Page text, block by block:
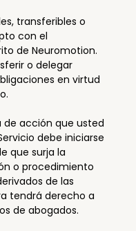
transferibles o
con el
de Neuromotion.
o delegar
en virtud
de acción que usted
debe iniciarse
que surja la
o procedimiento
de las
tendrá derecho a
de abogados.